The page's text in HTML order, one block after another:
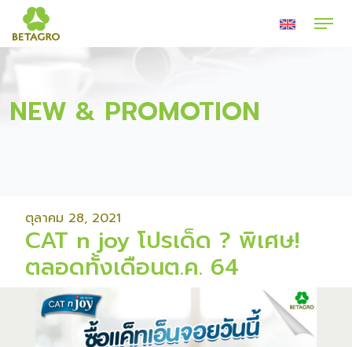
NEW & PROMOTION
ตุลาคม 28, 2021
CAT n joy โปรเด็ด ? พิเศษ!
ตลอดทั้งเดือนต.ค. 64